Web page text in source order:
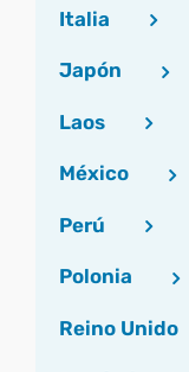
Italia
Japón
Laos
México
Perú
Polonia
Reino Unido